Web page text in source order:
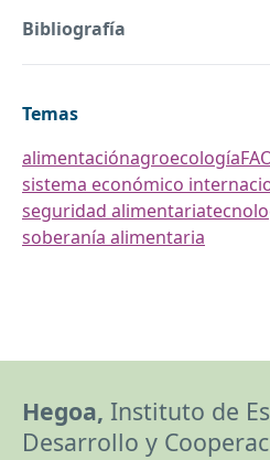
Bibliografía
Temas
alimentaciónagroecología
sistema económico
seguridad alimentaria
soberanía alimentaria
Hegoa, Instituto de
Desarrollo y